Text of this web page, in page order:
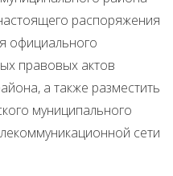
распоряжения
официального
правовых актов
а также разместить
муниципального
сети